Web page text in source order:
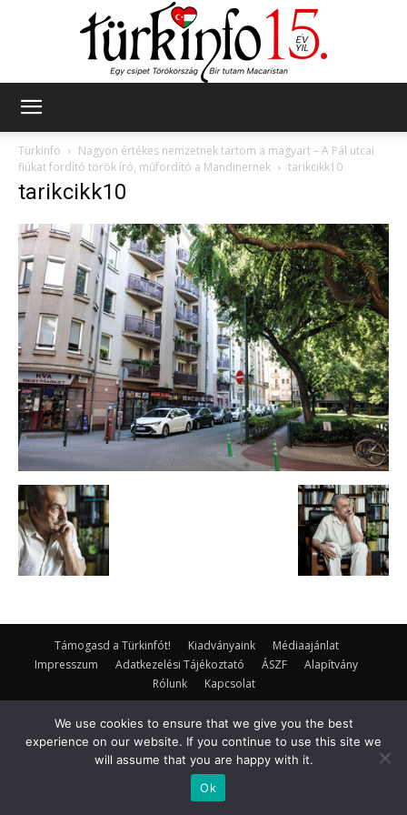
Türkinfo
Nagyon értékes nemzetnek tartom a magyart – A Pál utcai
fiúkat fordító török író, műfordító a Mandinernek
tarikcikk10
tarikcikk10
Támogasd a Türkinfót! Kiadványaink
Médiaajánlat
Impresszum
Adatkezelési Tájékoztató ÁSZF
Alapítvány
Rólunk
Kapcsolat
© Turkinfo.hu 2020
We use cookies to ensure that we give you the best
experience on our website. If you continue to use this site we
will assume that you are happy with it.
Ok